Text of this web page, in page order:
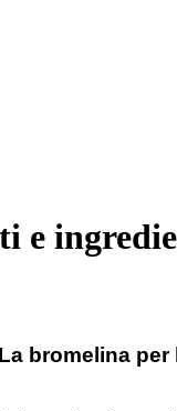
e
La bromelina per